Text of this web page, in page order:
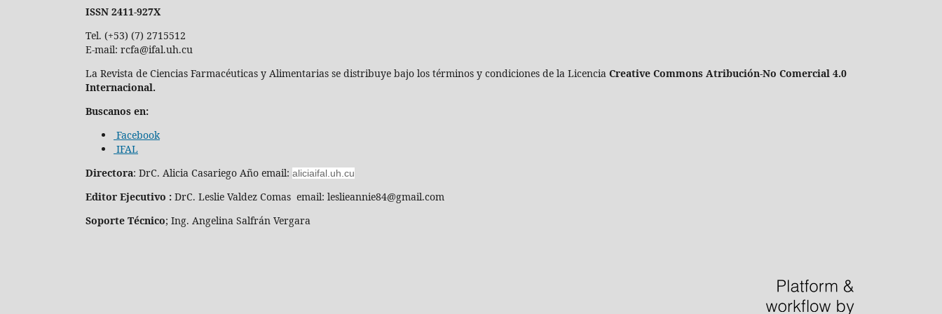
ISSN 2411-927X
Tel. (+53) (7) 2715512
E-mail: rcfa@ifal.uh.cu
La Revista de Ciencias Farmacéuticas y Alimentarias se distribuye bajo los términos y condiciones de la Licencia Creative Commons Atribución-No Comercial 4.0
Internacional.
Buscanos en:
Facebook
IFAL
Directora: DrC. Alicia Casariego Año email: aliciaifal.uh.cu
Editor Ejecutivo : DrC. Leslie Valdez Comas email: leslieannie84@gmail.com
Soporte Técnico; Ing. Angelina Salfrán Vergara